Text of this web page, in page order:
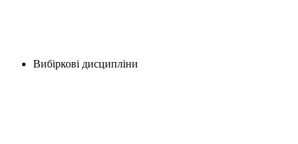
Вибіркові дисципліни